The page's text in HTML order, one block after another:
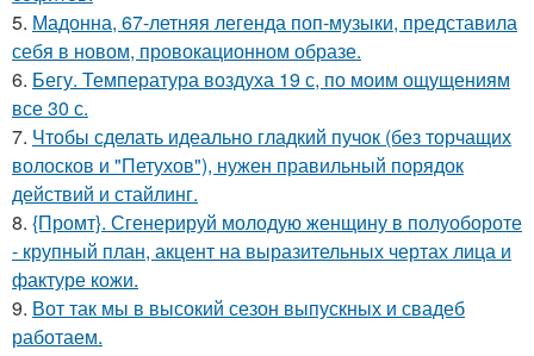
5. Мадонна, 67-летняя легенда поп-музыки, представила
себя в новом, провокационном образе.
6. Бегу. Температура воздуха 19 с, по моим ощущениям
все 30 с.
7. Чтобы сделать идеально гладкий пучок (без торчащих
волосков и "Петухов"), нужен правильный порядок
действий и стайлинг.
8. {Промт}. Сгенерируй молодую женщину в полуобороте
- крупный план, акцент на выразительных чертах лица и
фактуре кожи.
9. Вот так мы в высокий сезон выпускных и свадеб
работаем.